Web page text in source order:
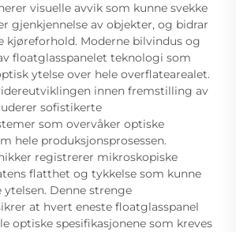
visuelle avvik som kunne svekke
gjenkjennelse av objekter, og bidrar
Moderne bilvindus og
floatglasspanelet teknologi som
ytelse over hele overflatearealet.
innen fremstilling av
sofistikerte
som overvåker optiske
hele produksjonsprosessen.
registrerer mikroskopiske
flatthet og tykkelse som kunne
ytelsen. Denne strenge
at hvert eneste floatglasspanel
optiske spesifikasjonene som kreves